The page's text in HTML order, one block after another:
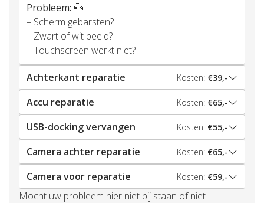
Probleem: 
– Scherm gebarsten?
– Zwart of wit beeld?
– Touchscreen werkt niet?
Achterkant reparatie Kosten: €39,-
Accu reparatie Kosten: €65,-
USB-docking vervangen Kosten: €55,-
Camera achter reparatie Kosten: €65,-
Camera voor reparatie Kosten: €59,-
Mocht uw probleem hier niet bij staan of niet